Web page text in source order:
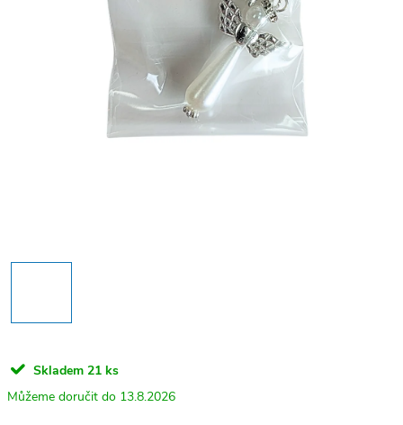
Skladem 21 ks
13.8.2026